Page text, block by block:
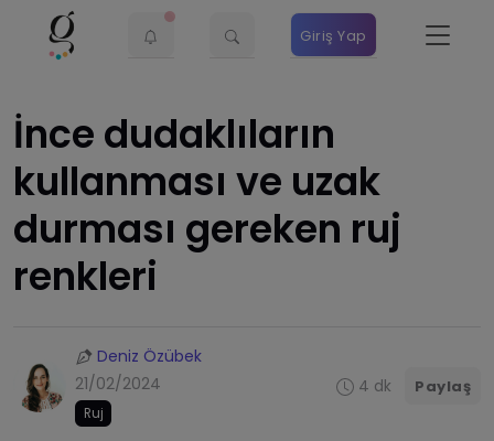
Giriş Yap
İnce dudaklıların
kullanması ve uzak
durması gereken ruj
renkleri
Deniz Özübek
21/02/2024
Ruj
4 dk Paylaş